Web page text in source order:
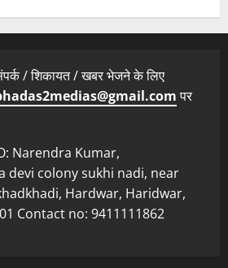
/ शिकायत / खबर भेजने के लिए
पर
Narendra Kumar,
devi colony sukhi nadi, near
Hardwar, Haridwar,
Contact no: 9411111862